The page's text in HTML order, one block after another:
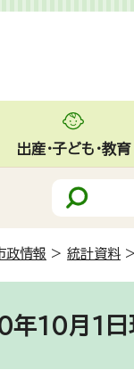
出産・子ども・教育
政情報 > 統計資料 >
年10月1日